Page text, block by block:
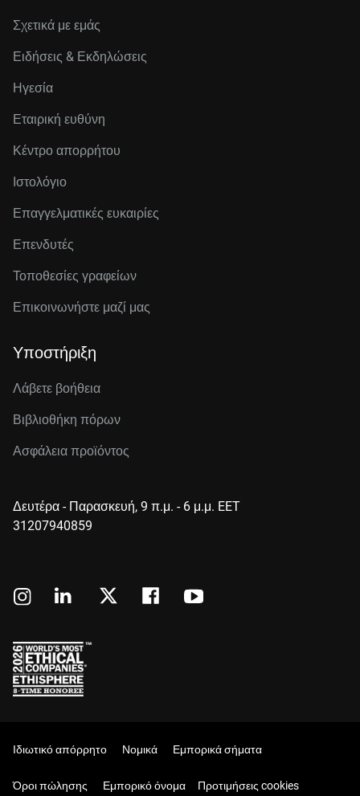
Σχετικά με εμάς
Ειδήσεις & Εκδηλώσεις
Ηγεσία
Εταιρική ευθύνη
Κέντρο απορρήτου
Ιστολόγιο
Επαγγελματικές ευκαιρίες
Επενδυτές
Τοποθεσίες γραφείων
Επικοινωνήστε μαζί μας
Υποστήριξη
Λάβετε βοήθεια
Βιβλιοθήκη πόρων
Ασφάλεια προϊόντος
Δευτέρα - Παρασκευή, 9 π.μ. - 6 μ.μ. EET
31207940859
Ιδιωτικό απόρρητο Νομικά Εμπορικά σήματα
Όροι πώλησης Εμπορικό όνομα Προτιμήσεις cookies